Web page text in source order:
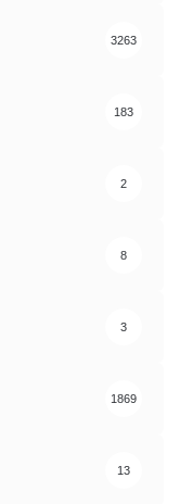
3263
183
2
8
3
1869
13